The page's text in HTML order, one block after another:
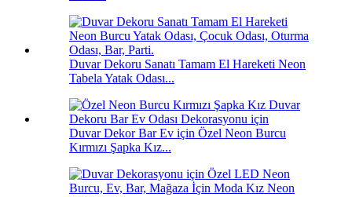
Duvar Dekoru Sanatı Tamam El Hareketi Neon
Tabela Yatak Odası...
Duvar Dekor Bar Ev için Özel Neon Burcu
Kırmızı Şapka Kız...